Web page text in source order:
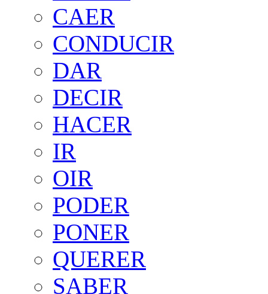
CAER
CONDUCIR
DAR
DECIR
HACER
IR
OIR
PODER
PONER
QUERER
SABER